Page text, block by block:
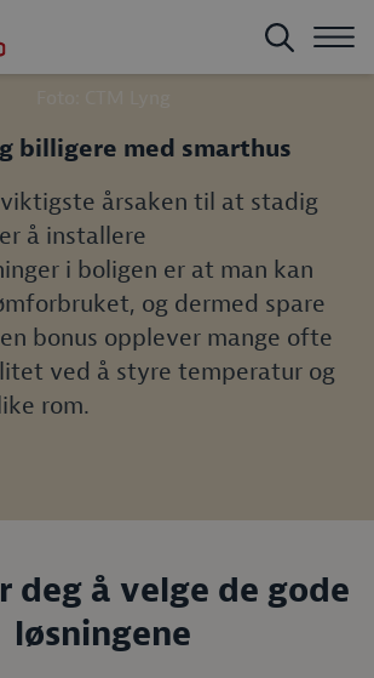
billigere med smarthus
årsaken til at stadig
å installere
i boligen er at man kan
og dermed spare
bonus opplever mange ofte
ved å styre temperatur og
rom.
deg å velge de gode
løsningene